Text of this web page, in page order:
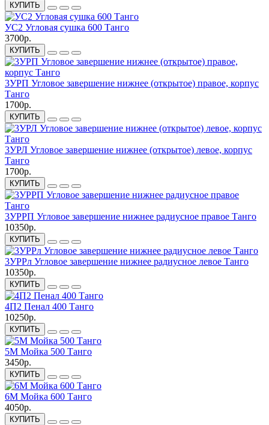
КУПИТЬ
УС2 Угловая сушка 600 Танго
3700р.
КУПИТЬ
3УРП Угловое завершение нижнее (открытое) правое, корпус
Танго
1700р.
КУПИТЬ
3УРЛ Угловое завершение нижнее (открытое) левое, корпус
Танго
1700р.
КУПИТЬ
3УРРП Угловое завершение нижнее радиусное правое Танго
10350р.
КУПИТЬ
3УРРл Угловое завершение нижнее радиусное левое Танго
10350р.
КУПИТЬ
4П2 Пенал 400 Танго
10250р.
КУПИТЬ
5М Мойка 500 Танго
3450р.
КУПИТЬ
6М Мойка 600 Танго
4050р.
КУПИТЬ